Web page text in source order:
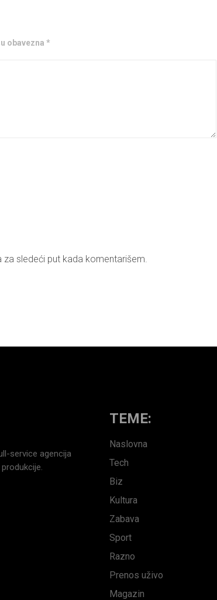
obavezna *
sledeći put kada komentarišem.
service agencija
TEME:
Naslovna
Tech
Biz
Kultura
Zabava
Sport
Razno
Prenos uživo
Magazin